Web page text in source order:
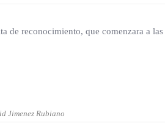
de reconocimiento, que comenzara a
Jimenez Rubiano